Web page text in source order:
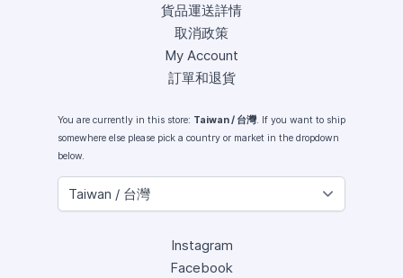
貨品運送詳情
取消政策
My Account
訂單和退貨
You are currently in this store: Taiwan / 台灣. If you want to ship
somewhere else please pick a country or market in the dropdown
below.
Instagram
Facebook